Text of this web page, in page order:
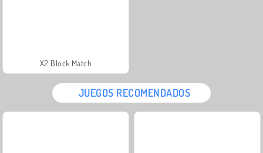
X2 Block Match
JUEGOS RECOMENDADOS